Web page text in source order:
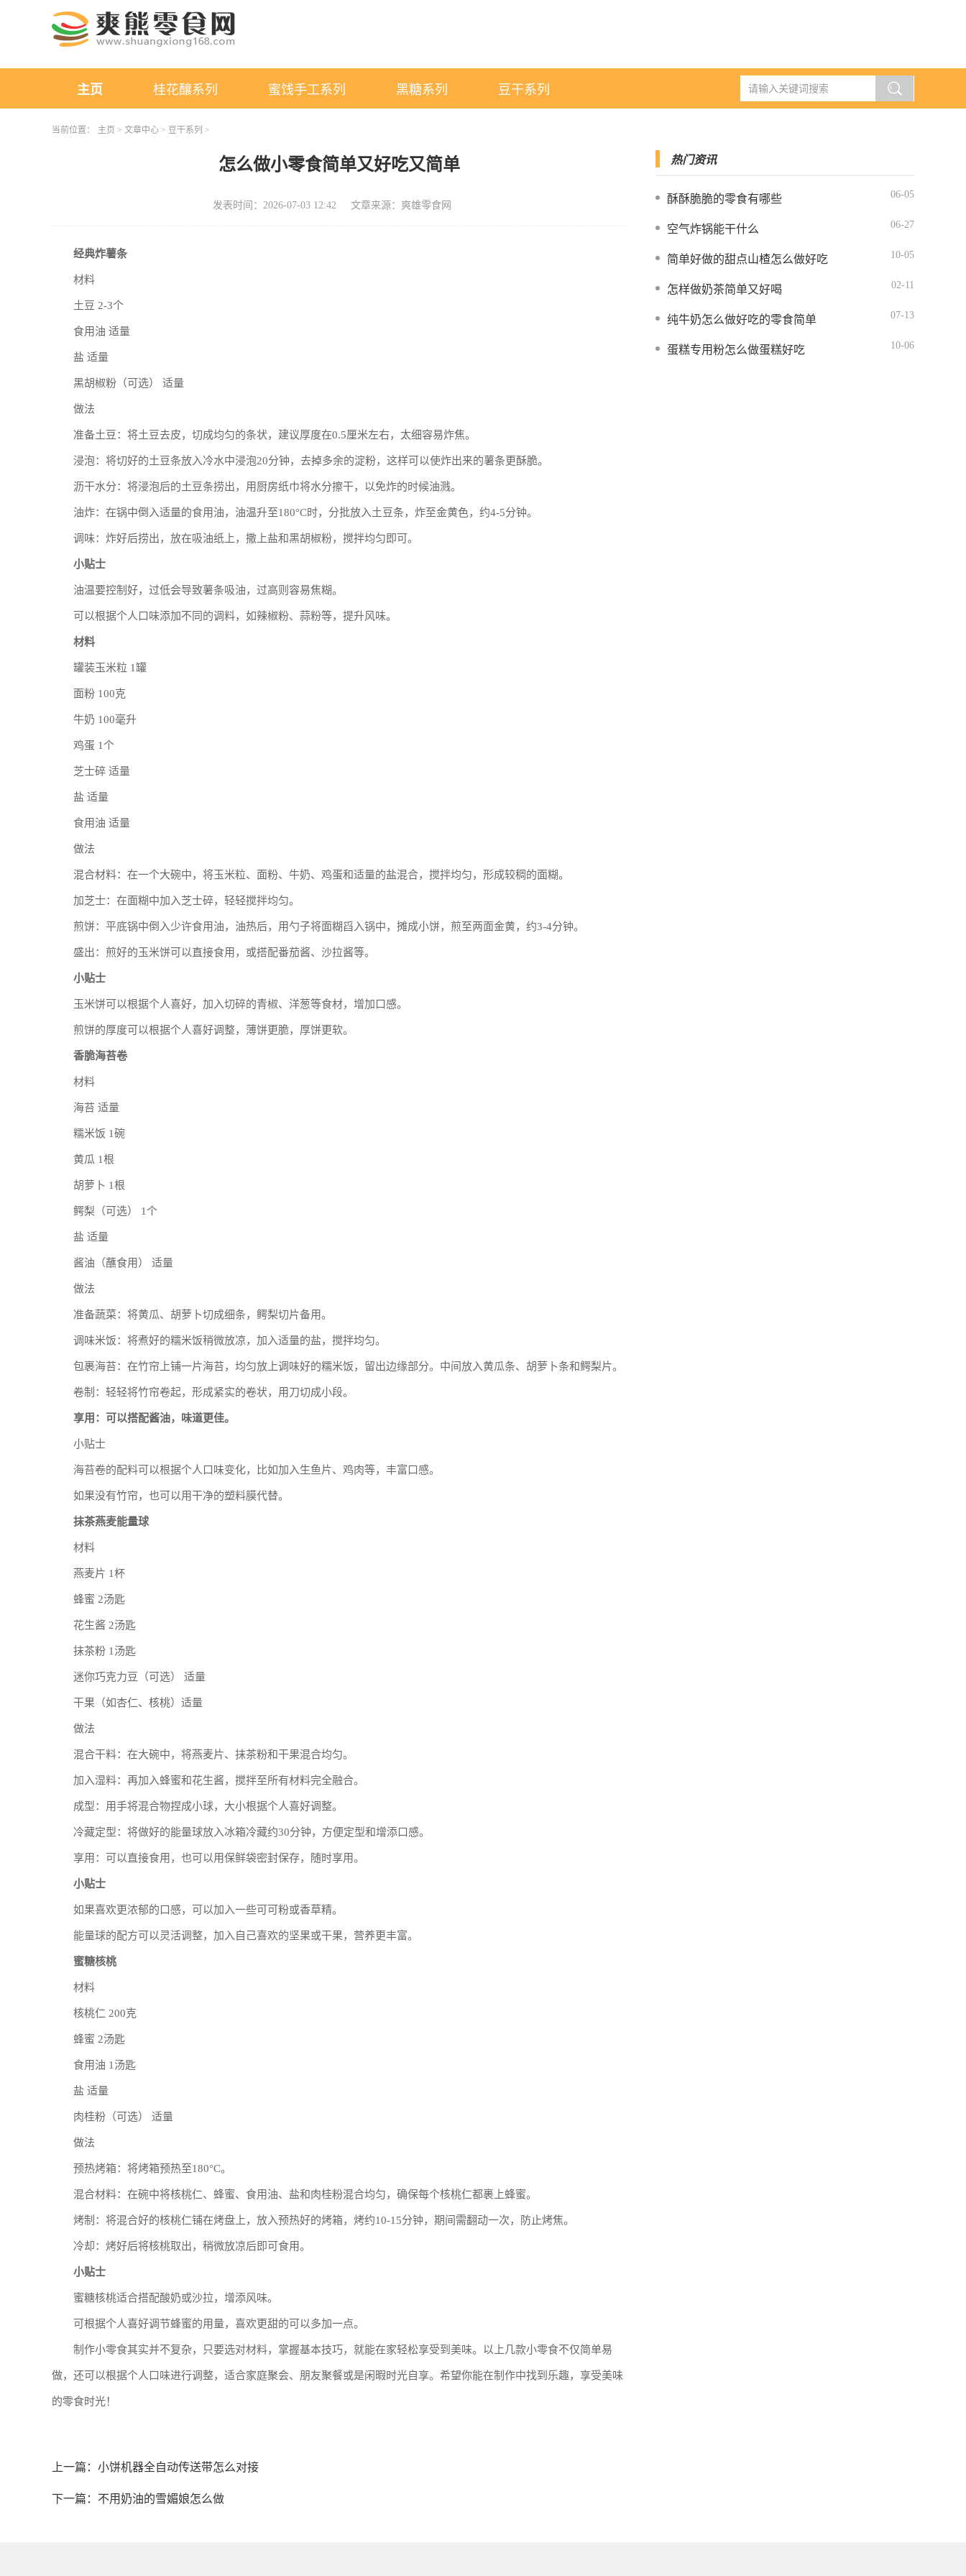
主页 桂花釀系列 蜜饯手工系列 黑糖系列 豆干系列
当前位置： 主页 > 文章中心 > 豆干系列 >
怎么做小零食简单又好吃又简单
发表时间：2026-07-03 12:42 文章来源：爽雄零食网
经典炸薯条
材料
土豆 2-3个
食用油 适量
盐 适量
黑胡椒粉（可选） 适量
做法
准备土豆：将土豆去皮，切成均匀的条状，建议厚度在0.5厘米左右，太细容易炸焦。
浸泡：将切好的土豆条放入冷水中浸泡20分钟，去掉多余的淀粉，这样可以使炸出来的薯条更酥脆。
沥干水分：将浸泡后的土豆条捞出，用厨房纸巾将水分擦干，以免炸的时候油溅。
油炸：在锅中倒入适量的食用油，油温升至180°C时，分批放入土豆条，炸至金黄色，约4-5分钟。
调味：炸好后捞出，放在吸油纸上，撒上盐和黑胡椒粉，搅拌均匀即可。
小贴士
油温要控制好，过低会导致薯条吸油，过高则容易焦糊。
可以根据个人口味添加不同的调料，如辣椒粉、蒜粉等，提升风味。
材料
罐装玉米粒 1罐
面粉 100克
牛奶 100毫升
鸡蛋 1个
芝士碎 适量
盐 适量
食用油 适量
做法
混合材料：在一个大碗中，将玉米粒、面粉、牛奶、鸡蛋和适量的盐混合，搅拌均匀，形成较稠的面糊。
加芝士：在面糊中加入芝士碎，轻轻搅拌均匀。
煎饼：平底锅中倒入少许食用油，油热后，用勺子将面糊舀入锅中，摊成小饼，煎至两面金黄，约3-4分钟。
盛出：煎好的玉米饼可以直接食用，或搭配番茄酱、沙拉酱等。
小贴士
玉米饼可以根据个人喜好，加入切碎的青椒、洋葱等食材，增加口感。
煎饼的厚度可以根据个人喜好调整，薄饼更脆，厚饼更软。
香脆海苔卷
材料
海苔 适量
糯米饭 1碗
黄瓜 1根
胡萝卜 1根
鳄梨（可选） 1个
盐 适量
酱油（蘸食用） 适量
做法
准备蔬菜：将黄瓜、胡萝卜切成细条，鳄梨切片备用。
调味米饭：将煮好的糯米饭稍微放凉，加入适量的盐，搅拌均匀。
包裹海苔：在竹帘上铺一片海苔，均匀放上调味好的糯米饭，留出边缘部分。中间放入黄瓜条、胡萝卜条和鳄梨片。
卷制：轻轻将竹帘卷起，形成紧实的卷状，用刀切成小段。
享用：可以搭配酱油，味道更佳。
小贴士
海苔卷的配料可以根据个人口味变化，比如加入生鱼片、鸡肉等，丰富口感。
如果没有竹帘，也可以用干净的塑料膜代替。
抹茶燕麦能量球
材料
燕麦片 1杯
蜂蜜 2汤匙
花生酱 2汤匙
抹茶粉 1汤匙
迷你巧克力豆（可选） 适量
干果（如杏仁、核桃）适量
做法
混合干料：在大碗中，将燕麦片、抹茶粉和干果混合均匀。
加入湿料：再加入蜂蜜和花生酱，搅拌至所有材料完全融合。
成型：用手将混合物捏成小球，大小根据个人喜好调整。
冷藏定型：将做好的能量球放入冰箱冷藏约30分钟，方便定型和增添口感。
享用：可以直接食用，也可以用保鲜袋密封保存，随时享用。
小贴士
如果喜欢更浓郁的口感，可以加入一些可可粉或香草精。
能量球的配方可以灵活调整，加入自己喜欢的坚果或干果，营养更丰富。
蜜糖核桃
材料
核桃仁 200克
蜂蜜 2汤匙
食用油 1汤匙
盐 适量
肉桂粉（可选） 适量
做法
预热烤箱：将烤箱预热至180°C。
混合材料：在碗中将核桃仁、蜂蜜、食用油、盐和肉桂粉混合均匀，确保每个核桃仁都裹上蜂蜜。
烤制：将混合好的核桃仁铺在烤盘上，放入预热好的烤箱，烤约10-15分钟，期间需翻动一次，防止烤焦。
冷却：烤好后将核桃取出，稍微放凉后即可食用。
小贴士
蜜糖核桃适合搭配酸奶或沙拉，增添风味。
可根据个人喜好调节蜂蜜的用量，喜欢更甜的可以多加一点。
制作小零食其实并不复杂，只要选对材料，掌握基本技巧，就能在家轻松享受到美味。以上几款小零食不仅简单易
做，还可以根据个人口味进行调整，适合家庭聚会、朋友聚餐或是闲暇时光自享。希望你能在制作中找到乐趣，享受美味
的零食时光！
上一篇： 小饼机器全自动传送带怎么对接
下一篇： 不用奶油的雪媚娘怎么做
热门资讯
酥酥脆脆的零食有哪些 06-05
空气炸锅能干什么 06-27
简单好做的甜点山楂怎么做好吃 10-05
怎样做奶茶简单又好喝 02-11
纯牛奶怎么做好吃的零食简单 07-13
蛋糕专用粉怎么做蛋糕好吃 10-06